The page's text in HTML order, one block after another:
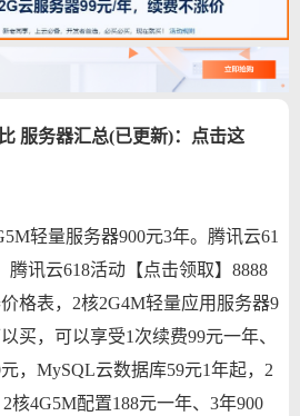
服务器汇总(已更新)：点击这
轻量服务器900元3年。腾讯云61
腾讯云618活动【点击领取】8888
格表，2核2G4M轻量应用服务器9
买，可以享受1次续费99元一年、
，MySQL云数据库59元1年起，2
核4G5M配置188元一年、3年900